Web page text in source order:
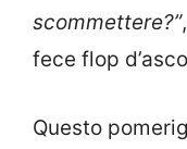
scommettere?”
fece flop
Questo